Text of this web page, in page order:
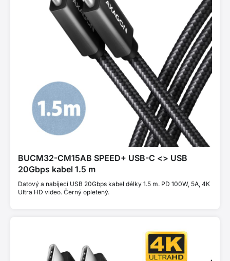
BUCM32-CM15AB SPEED+ USB-C <> USB
20Gbps kabel 1.5 m
Datový a nabíjecí USB 20Gbps kabel délky 1.5 m. PD 100W, 5A, 4K
Ultra HD video. Černý opletený.